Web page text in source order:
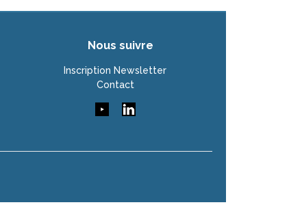
Nous suivre
Inscription Newsletter
Contact